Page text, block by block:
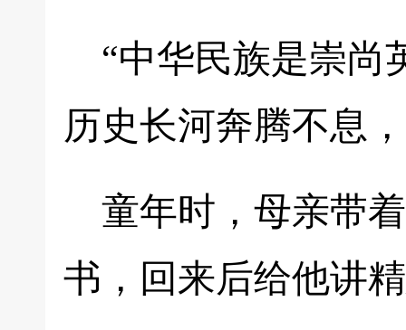
“中华民族是崇尚
历史长河奔腾不息
童年时，母亲带
书，回来后给他讲